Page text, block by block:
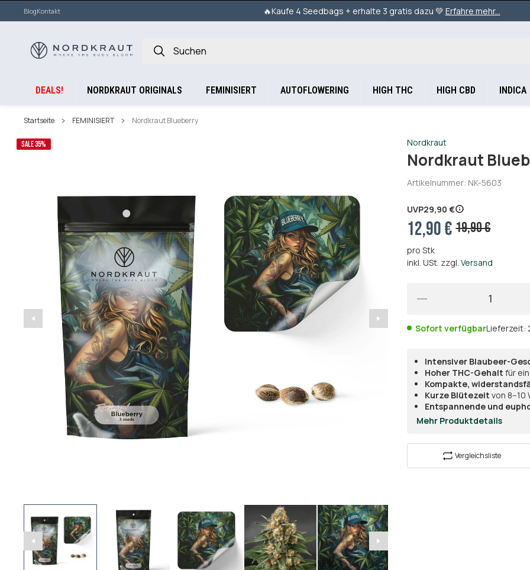
BlogKontakt 🔥Kaufe 4 Seedbags + erhalte 3 gratis dazu 💚 Erfahre mehr...
DEALS! NORDKRAUT ORIGINALS FEMINISIERT AUTOFLOWERING HIGH THC HIGH CBD INDICA
Startseite FEMINISIERT Nordkraut Blueberry
SALE 35% Nordkraut
Nordkraut
Artikelnummer: NK-5603
UVP29,90 €
12,90 € 19,90 €
pro Stk
inkl. USt. zzgl. Versand
Sofort verfügbarLieferzeit:
Intensiver Blaubeer-
Hoher THC-Gehalt für
Kompakte,
Kurze Blütezeit von 8–10
Entspannende und
Mehr Produktdetails
Vergleichsliste